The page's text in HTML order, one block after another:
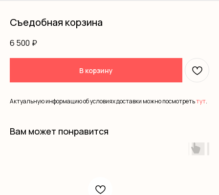
Съедобная корзина
6 500 ₽
В корзину
Актуальную информацию об условиях доставки можно посмотретьтут.
Вам может понравится